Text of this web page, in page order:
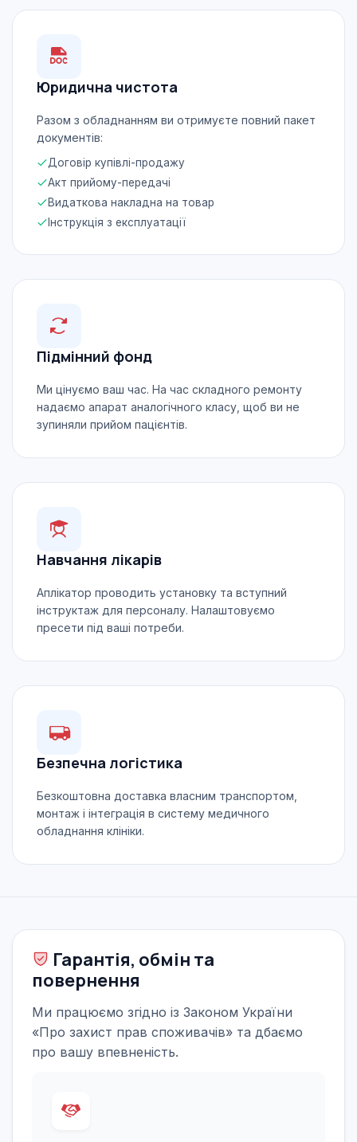
Юридична чистота
Разом з обладнанням ви отримуєте повний пакет
документів:
Договір купівлі-продажу
Акт прийому-передачі
Видаткова накладна на товар
Інструкція з експлуатації
Підмінний фонд
Ми цінуємо ваш час. На час складного ремонту
надаємо апарат аналогічного класу, щоб ви не
зупиняли прийом пацієнтів.
Навчання лікарів
Аплікатор проводить установку та вступний
інструктаж для персоналу. Налаштовуємо
пресети під ваші потреби.
Безпечна логістика
Безкоштовна доставка власним транспортом,
монтаж і інтеграція в систему медичного
обладнання клініки.
Гарантія, обмін та
повернення
Ми працюємо згідно із Законом України
«Про захист прав споживачів» та дбаємо
про вашу впевненість.